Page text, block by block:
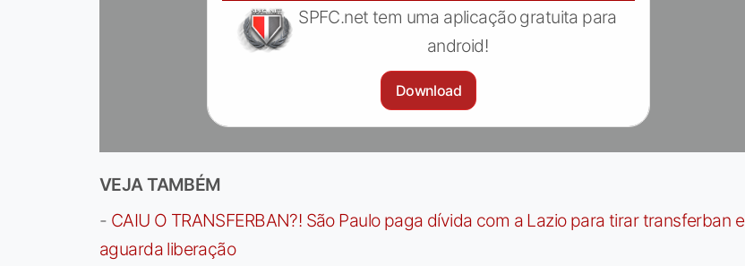
SPFC.net tem uma aplicação gratuita para
android!
Download
VEJA TAMBÉM
- CAIU O TRANSFERBAN?! São Paulo paga dívida com a Lazio para tirar transferban e
aguarda liberação